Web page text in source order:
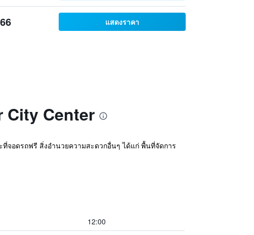
แสดงราคา
City Center
จอดรถฟรี สิ่งอำนวยความสะดวกอื่นๆ ได้แก่ พื้นที่จัดการ
12:00